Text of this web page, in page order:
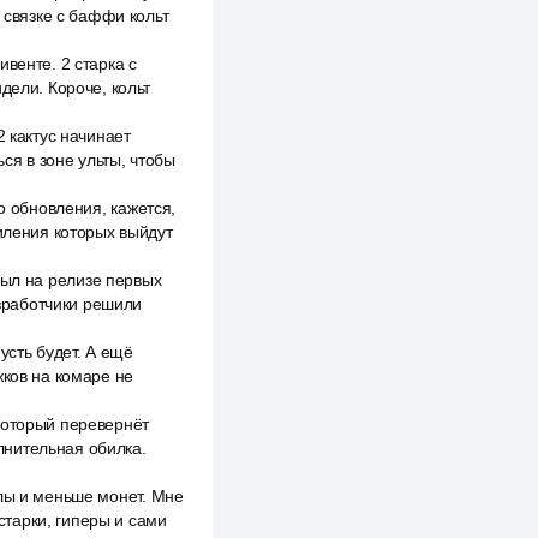
с баффи кольт
2 старка с
Короче, кольт
начинает
в зоне ульты, чтобы
кажется,
которых выйдут
на релизе первых
решили
будет. А ещё
на комаре не
перевернёт
обилка.
и меньше монет. Мне
гиперы и сами